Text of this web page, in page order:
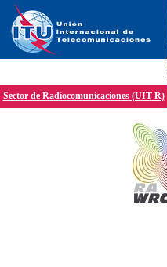
Sector de Radiocomunicaciones (UIT-R)